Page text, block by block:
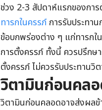
ช่วง 2-3 สัปดาห์แรกของกา
ทารกในครรภ์การรับประทาน
ข้อบกพร่องต่าง ๆ แก่ทารกใ
การตั้งครรภ์ ทั้งนี้ ควรปรึกษ
ตั้งครรภ์ ไม่ควรรับประทาน
วิตามินก่อนคลอ
วิตามินก่อนคลอดอาจส่งผลข้